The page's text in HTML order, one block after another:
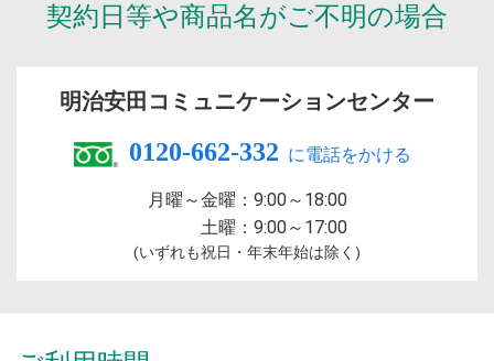
契約日等や商品名がご不明の場合
明治安田 コミュニケーションセンター
0120-662-332
月曜～金曜： 9:00～18:00
土曜： 9:00～17:00
(いずれも祝日・年末年始は除く)